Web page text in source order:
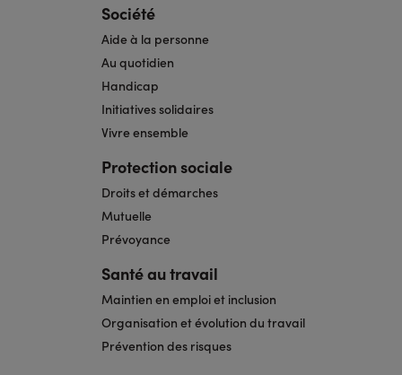
Société
Aide à la personne
Au quotidien
Handicap
Initiatives solidaires
Vivre ensemble
Protection sociale
Droits et démarches
Mutuelle
Prévoyance
Santé au travail
Maintien en emploi et inclusion
Organisation et évolution du travail
Prévention des risques